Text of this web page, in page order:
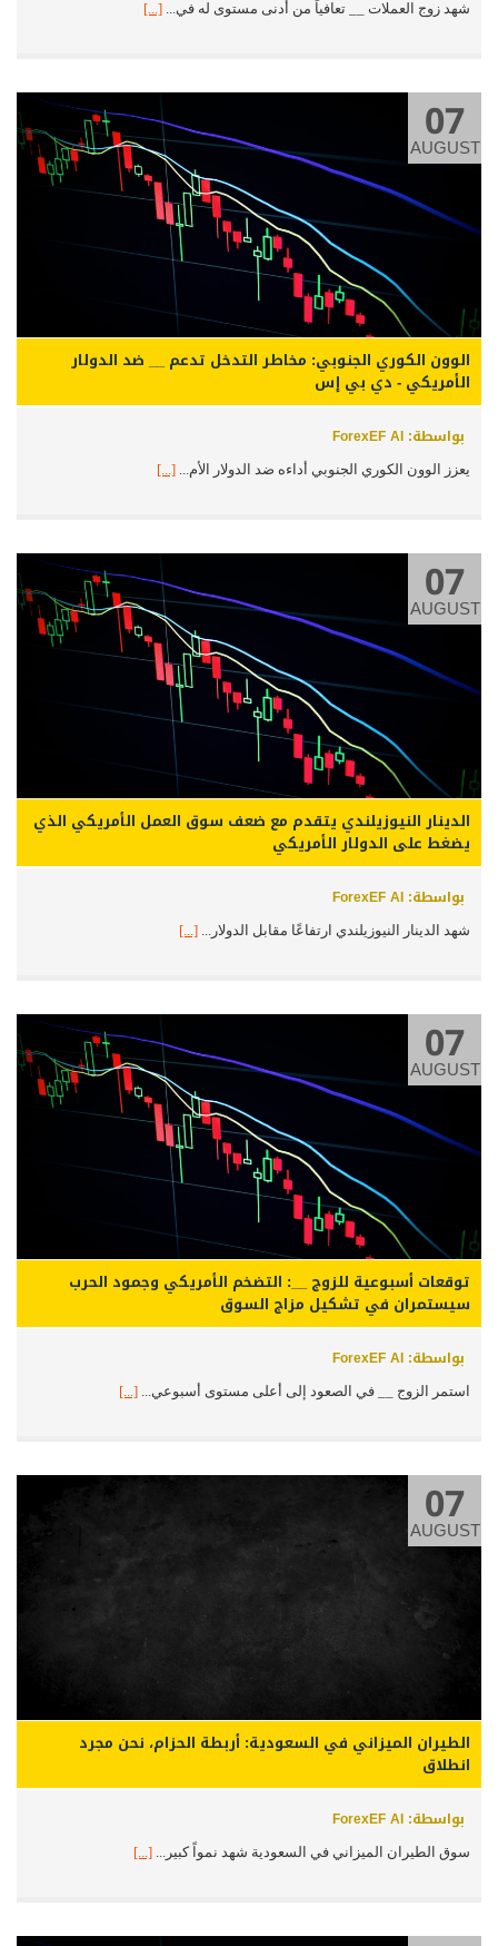
شهد زوج العملات __ تعافياً من أدنى مستوى له في... [...]
07
AUGUST
الوون الكوري الجنوبي: مخاطر التدخل تدعم __ ضد الدولار
الأمريكي - دي بي إس
بواسطة: ForexEF AI
يعزز الوون الكوري الجنوبي أداءه ضد الدولار الأم... [...]
07
AUGUST
الدينار النيوزيلندي يتقدم مع ضعف سوق العمل الأمريكي الذي
يضغط على الدولار الأمريكي
بواسطة: ForexEF AI
شهد الدينار النيوزيلندي ارتفاعًا مقابل الدولار... [...]
07
AUGUST
توقعات أسبوعية للزوج __: التضخم الأمريكي وجمود الحرب
سيستمران في تشكيل مزاج السوق
بواسطة: ForexEF AI
استمر الزوج __ في الصعود إلى أعلى مستوى أسبوعي... [...]
07
AUGUST
الطيران الميزاني في السعودية: أربطة الحزام، نحن مجرد
انطلاق
بواسطة: ForexEF AI
سوق الطيران الميزاني في السعودية شهد نمواً كبير... [...]